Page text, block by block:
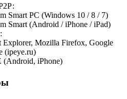
Smart PC (Windows 10 / 8 / 7)
Smart (Android / iPhone / iPad)
Explorer, Mozilla Firefox, Google
(ipeye.ru)
(Android, iPhone)